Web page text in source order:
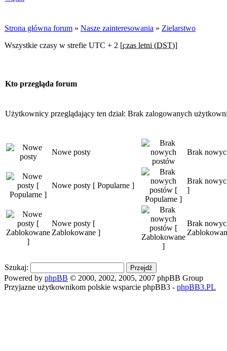
Strona główna forum » Nasze zainteresowania » Zielarstwo
Wszystkie czasy w strefie UTC + 2 [czas letni (DST)]
Kto przegląda forum
Użytkownicy przeglądający ten dział: Brak zalogowanych
Nowe posty Brak
Nowe posty [ Popularne ]
Brak
]
Nowe posty [
Zablokowane ]
Brak
Szukaj:
Powered by phpBB © 2000, 2002, 2005, 2007 phpBB Group
Przyjazne użytkownikom polskie wsparcie phpBB3 - phpBB3.PL